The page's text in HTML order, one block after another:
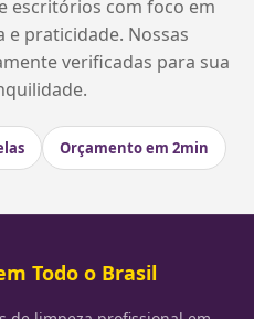
escritórios com foco em
e praticidade. Nossas
verificadas para sua
Orçamento em 2min
Todo o Brasil